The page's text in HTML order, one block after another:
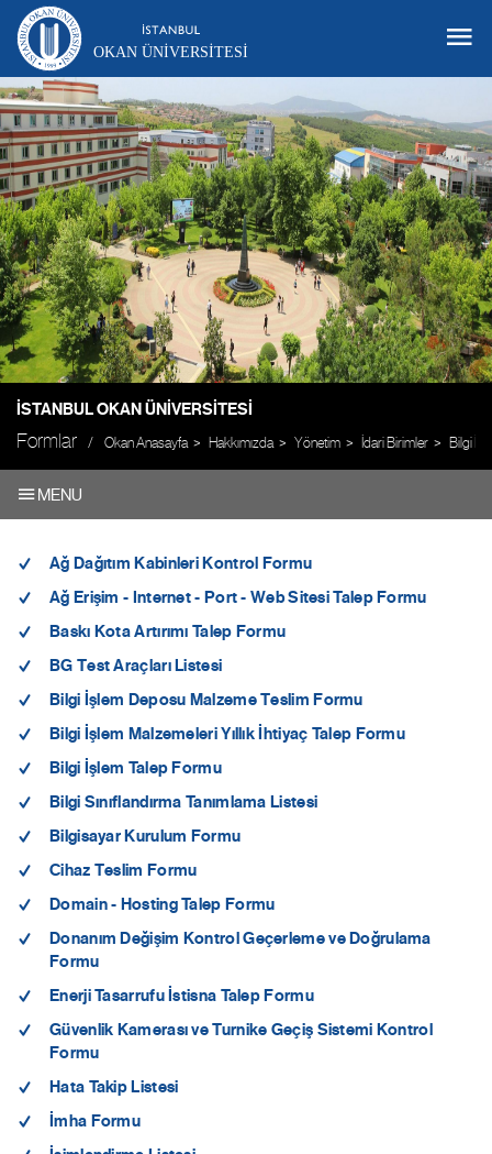
OKAN ÜNIVERSITESI
İSTANBUL OKAN ÜNIVERSITESI
Formlar Okan Anasayfa Hakkımızda Yönetim İdari Birimler Bilgi
MENU
Ağ Dağıtım Kabinleri Kontrol Formu
Ağ Erişim - Internet - Port - Web Sitesi Talep Formu
Baskı Kota Artırımı Talep Formu
BG Test Araçları Listesi
Bilgi İşlem Deposu Malzeme Teslim Formu
Bilgi İşlem Malzemeleri Yıllık İhtiyaç Talep Formu
Bilgi İşlem Talep Formu
Bilgi Sınıflandırma Tanımlama Listesi
Bilgisayar Kurulum Formu
Cihaz Teslim Formu
Domain - Hosting Talep Formu
Donanım Değişim Kontrol Geçerleme ve Doğrulama
Formu
Enerji Tasarrufu İstisna Talep Formu
Güvenlik Kamerası ve Turnike Geçiş Sistemi Kontrol
Formu
Hata Takip Listesi
İmha Formu